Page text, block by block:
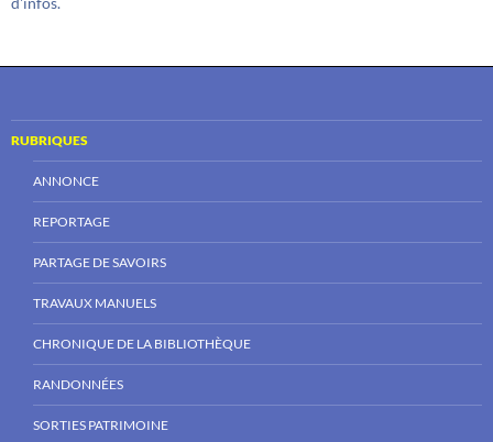
RUBRIQUES
ANNONCE
REPORTAGE
PARTAGE DE SAVOIRS
TRAVAUX MANUELS
CHRONIQUE DE LA BIBLIOTHÈQUE
RANDONNÉES
SORTIES PATRIMOINE